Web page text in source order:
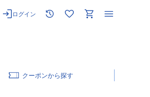
ログイン
クーポン